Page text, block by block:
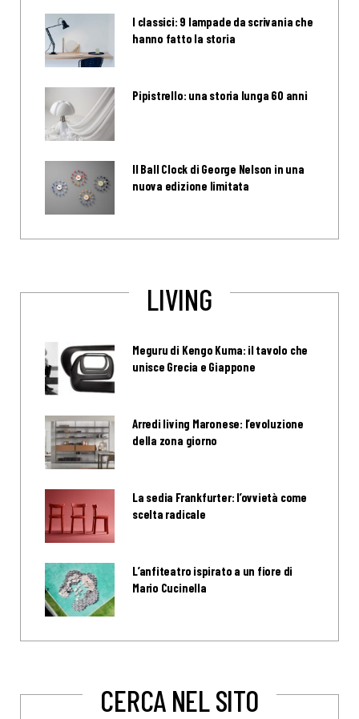
I classici: 9 lampade da scrivania che
hanno fatto la storia
Pipistrello: una storia lunga 60 anni
Il Ball Clock di George Nelson in una
nuova edizione limitata
LIVING
Meguru di Kengo Kuma: il tavolo che
unisce Grecia e Giappone
Arredi living Maronese: l’evoluzione
della zona giorno
La sedia Frankfurter: l’ovvietà come
scelta radicale
L’anfiteatro ispirato a un fiore di
Mario Cucinella
CERCA NEL SITO